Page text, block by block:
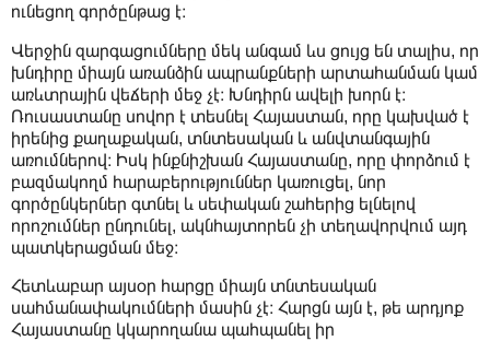
ունեցող գործընթաց է։
Վերջին զարգացումները մեկ անգամ ևս ցույց են տալիս, որ
խնդիրը միայն առանձին ապրանքների արտահանման կամ
առևտրային վեճերի մեջ չէ։ Խնդիրն ավելի խորն է։
Ռուսաստանը սովոր է տեսնել Հայաստան, որը կախված է
իրենից քաղաքական, տնտեսական և անվտանգային
առումներով։ Իսկ ինքնիշխան Հայաստանը, որը փորձում է
բազմակողմ հարաբերություններ կառուցել, նոր
գործընկերներ գտնել և սեփական շահերից ելնելով
որոշումներ ընդունել, ակնհայտորեն չի տեղավորվում այդ
պատկերացման մեջ։
Հետևաբար այսօր հարցը միայն տնտեսական
սահմանափակումների մասին չէ։ Հարցն այն է, թե արդյոք
Հայաստանը կկարողանա պահպանել իր